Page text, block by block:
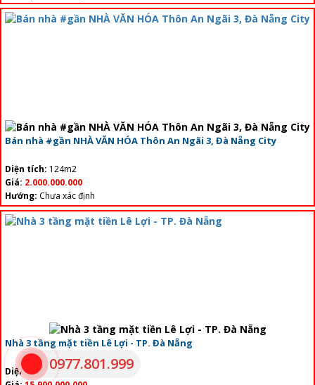
Bán nhà #gần NHÀ VĂN HÓA Thôn An Ngãi 3, Đà Nẵng City
Diện tích: 124m2
Giá: 2.000.000.000
Hướng: Chưa xác định
Nhà 3 tầng mặt tiền Lê Lợi - TP. Đà Nẵng
Diện tích:85m2
0977.801.999